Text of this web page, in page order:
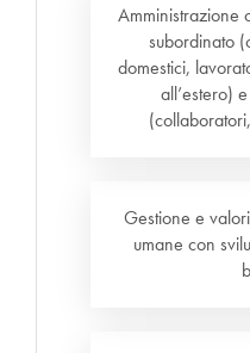
Amministrazione
subordinato
domestici,
all’estero)
Gestione e
umane con